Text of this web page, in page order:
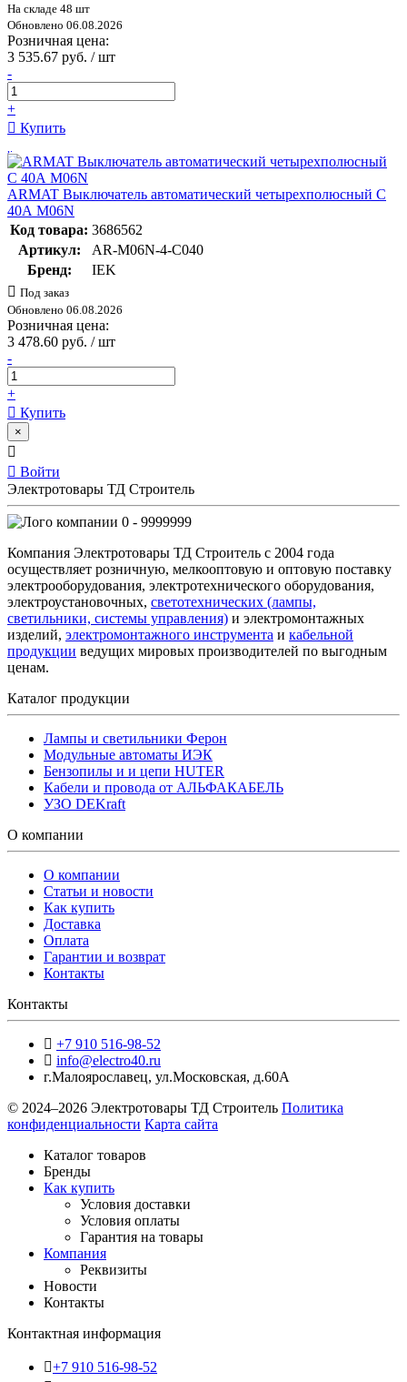
На складе 48 шт
Обновлено 06.08.2026
Розничная цена:
3 535.67 руб. / шт
-
+
Купить
ARMAT Выключатель автоматический четырехполюсный C
40А M06N
Код товара: 3686562
Артикул:
AR-M06N-4-C040
Бренд:
IEK
Под заказ
Обновлено 06.08.2026
Розничная цена:
3 478.60 руб. / шт
-
+
Купить
×
Войти
Электротовары ТД Строитель
0 - 9999999
Компания Электротовары ТД Строитель с 2004 года
осуществляет розничную, мелкооптовую и оптовую поставку
электрооборудования, электротехнического оборудования,
электроустановочных, светотехнических (лампы,
светильники, системы управления) и электромонтажных
изделий, электромонтажного инструмента и кабельной
продукции ведущих мировых производителей по выгодным
ценам.
Каталог продукции
Лампы и светильники Ферон
Модульные автоматы ИЭК
Бензопилы и и цепи HUTER
Кабели и провода от АЛЬФАКАБЕЛЬ
УЗО DEKraft
О компании
О компании
Статьи и новости
Как купить
Доставка
Оплата
Гарантии и возврат
Контакты
Контакты
+7 910 516-98-52
info@electro40.ru
г.Малоярославец, ул.Московская, д.60А
© 2024–2026 Электротовары ТД Строитель Политика
конфиденциальности Карта сайта
Каталог товаров
Бренды
Как купить
Условия доставки
Условия оплаты
Гарантия на товары
Компания
Реквизиты
Новости
Контакты
Контактная информация
+7 910 516-98-52